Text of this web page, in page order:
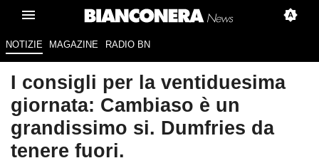
NOTIZIE MAGAZINE RADIO BN
I consigli per la ventiduesima
giornata: Cambiaso è un
grandissimo si. Dumfries da
tenere fuori.